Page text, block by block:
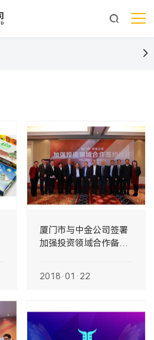
厦门市与中金公司签署
加强投资领域合作备忘
2018·01·22